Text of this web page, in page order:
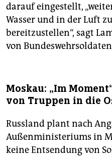
darauf eingestellt,
Wasser und in der Luft
bereitzustellen“, sagt
von
Moskau: „Im
von Truppen in die
Russland plant nach
Außenministeriums in
keine Entsendung von